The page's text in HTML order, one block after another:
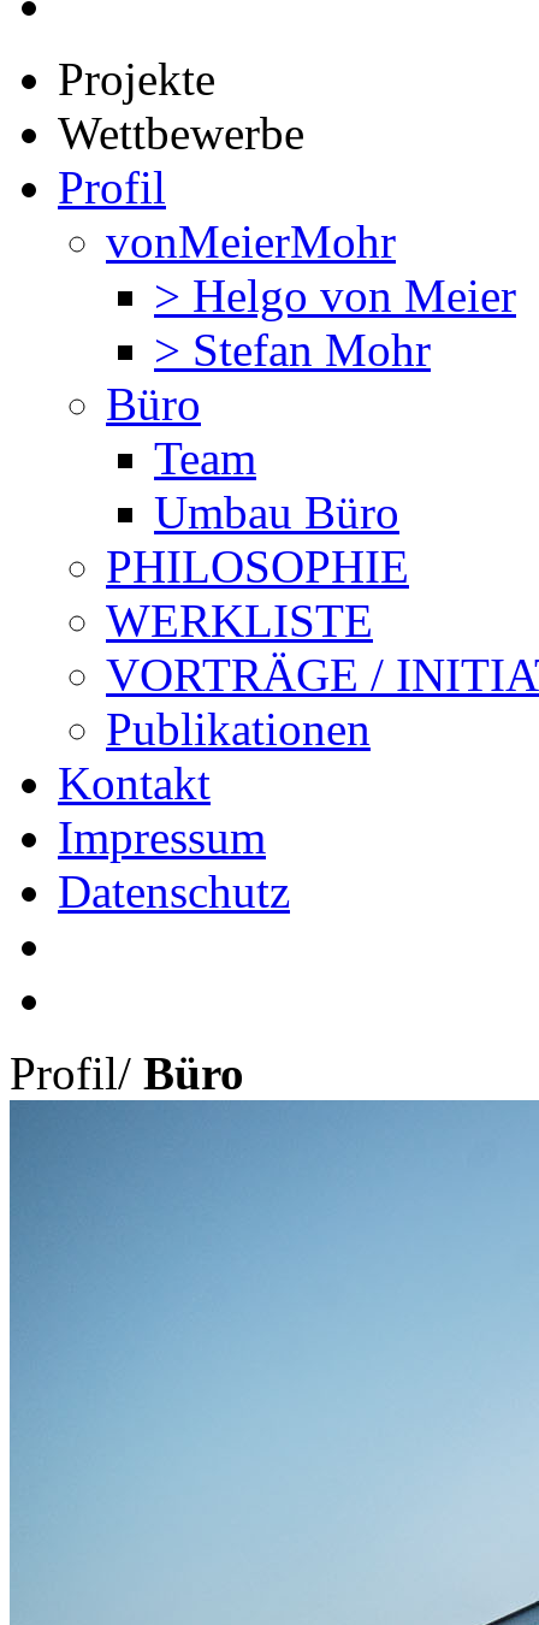
Projekte
Wettbewerbe
Profil
vonMeierMohr
> Helgo von Meier
> Stefan Mohr
Büro
Team
Umbau Büro
PHILOSOPHIE
WERKLISTE
VORTRÄGE /
Publikationen
Kontakt
Impressum
Datenschutz
Profil/ Büro